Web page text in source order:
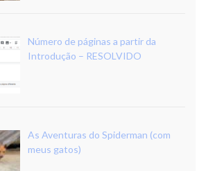
Número de páginas a partir da
Introdução – RESOLVIDO
As Aventuras do Spiderman (com
meus gatos)